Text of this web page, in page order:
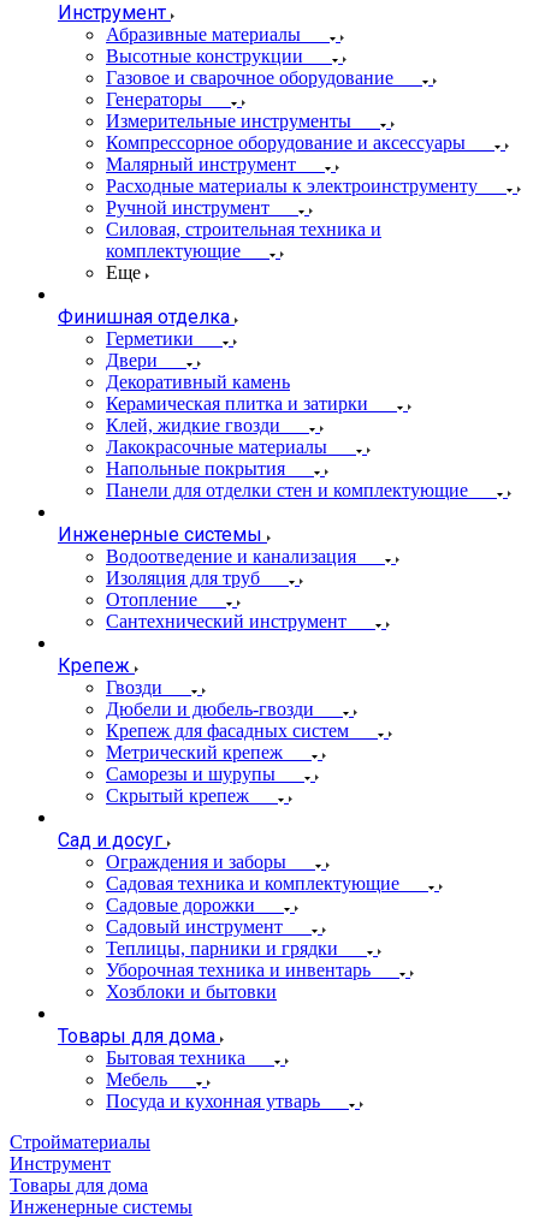
Инструмент
Абразивные материалы
Высотные конструкции
Газовое и сварочное оборудование
Генераторы
Измерительные инструменты
Компрессорное оборудование и аксессуары
Малярный инструмент
Расходные материалы к электроинструменту
Ручной инструмент
Силовая, строительная техника и
комплектующие
Еще
Финишная отделка
Герметики
Двери
Декоративный камень
Керамическая плитка и затирки
Клей, жидкие гвозди
Лакокрасочные материалы
Напольные покрытия
Панели для отделки стен и комплектующие
Инженерные системы
Водоотведение и канализация
Изоляция для труб
Отопление
Сантехнический инструмент
Крепеж
Гвозди
Дюбели и дюбель-гвозди
Крепеж для фасадных систем
Метрический крепеж
Саморезы и шурупы
Скрытый крепеж
Сад и досуг
Ограждения и заборы
Садовая техника и комплектующие
Садовые дорожки
Садовый инструмент
Теплицы, парники и грядки
Уборочная техника и инвентарь
Хозблоки и бытовки
Товары для дома
Бытовая техника
Мебель
Посуда и кухонная утварь
Стройматериалы
Инструмент
Товары для дома
Инженерные системы